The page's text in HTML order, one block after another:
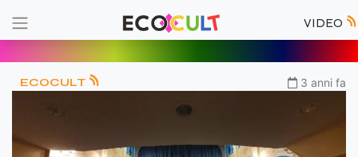
VIDEO
ECOCULT 3 anni fa